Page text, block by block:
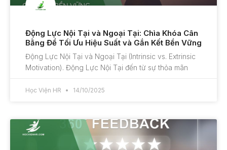
Động Lực Nội Tại và Ngoại Tại: Chìa Khóa Cân
Bằng Để Tối Ưu Hiệu Suất và Gắn Kết Bền Vững
Động Lực Nội Tại và Ngoại Tại (Intrinsic vs. Extrinsic
Motivation). Động Lực Nội Tại đến từ sự thỏa mãn
Học Viện HR 14/10/2025